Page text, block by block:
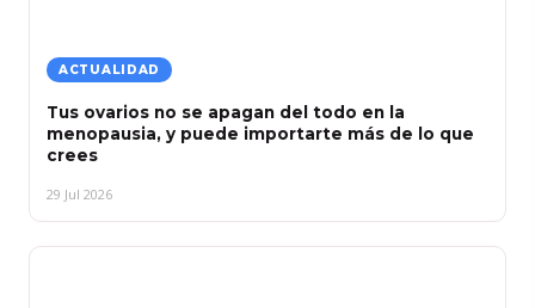
ACTUALIDAD
Tus ovarios no se apagan del todo en la
menopausia, y puede importarte más de lo que
crees
29 Jul 2026